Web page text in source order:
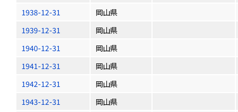
1938-12-31
岡山県
1939-12-31
岡山県
1940-12-31
岡山県
1941-12-31
岡山県
1942-12-31
岡山県
1943-12-31
岡山県